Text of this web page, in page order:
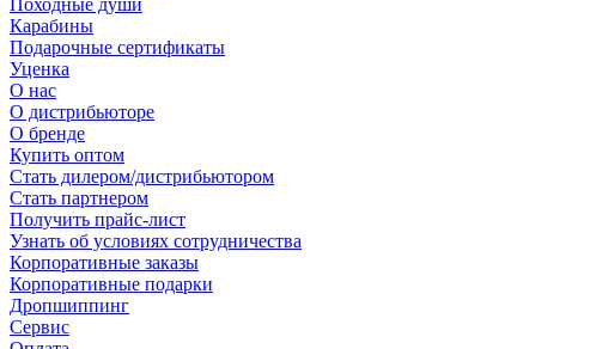
Походные души
Карабины
Подарочные сертификаты
Уценка
О нас
О дистрибьюторе
О бренде
Купить оптом
Стать дилером/дистрибьютором
Стать партнером
Получить прайс-лист
Узнать об условиях сотрудничества
Корпоративные заказы
Корпоративные подарки
Дропшиппинг
Сервис